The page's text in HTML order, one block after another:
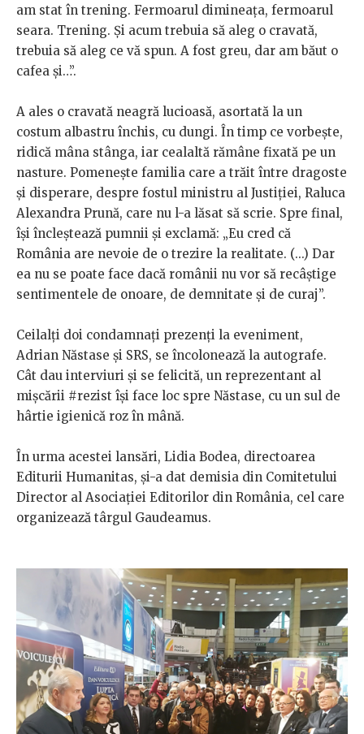
am stat în trening. Fermoarul dimineața, fermoarul
seara. Trening. Și acum trebuia să aleg o cravată,
trebuia să aleg ce vă spun. A fost greu, dar am băut o
cafea și…”.
A ales o cravată neagră lucioasă, asortată la un
costum albastru închis, cu dungi. În timp ce vorbește,
ridică mâna stânga, iar cealaltă rămâne fixată pe un
nasture. Pomenește familia care a trăit între dragoste
și disperare, despre fostul ministru al Justiției, Raluca
Alexandra Prună, care nu l-a lăsat să scrie. Spre final,
își încleștează pumnii și exclamă: „Eu cred că
România are nevoie de o trezire la realitate. (...) Dar
ea nu se poate face dacă românii nu vor să recâștige
sentimentele de onoare, de demnitate și de curaj”.
Ceilalți doi condamnați prezenți la eveniment,
Adrian Năstase și SRS, se încolonează la autografe.
Cât dau interviuri și se felicită, un reprezentant al
mișcării #rezist își face loc spre Năstase, cu un sul de
hârtie igienică roz în mână.
În urma acestei lansări, Lidia Bodea, directoarea
Editurii Humanitas, și-a dat demisia din Comitetului
Director al Asociației Editorilor din România, cel care
organizează târgul Gaudeamus.